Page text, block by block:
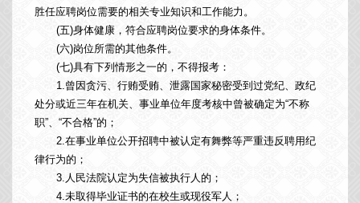
胜任应聘岗位需要的相关专业知识和工作能力。
(五)身体健康，符合应聘岗位要求的身体条件。
(六)岗位所需的其他条件。
(七)具有下列情形之一的，不得报考：
1.曾因贪污、行贿受贿、泄露国家秘密受到过党纪、政纪
处分或近三年在机关、事业单位年度考核中曾被确定为“不称
职”、“不合格”的；
2.在事业单位公开招聘中被认定有舞弊等严重违反聘用纪
律行为的；
3.人民法院认定为失信被执行人的；
4.未取得毕业证书的在校生或现役军人；